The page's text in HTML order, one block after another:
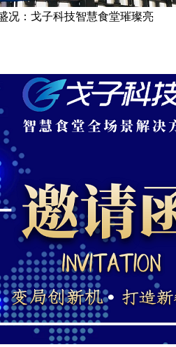
况：戈子科技智慧食堂璀璨亮